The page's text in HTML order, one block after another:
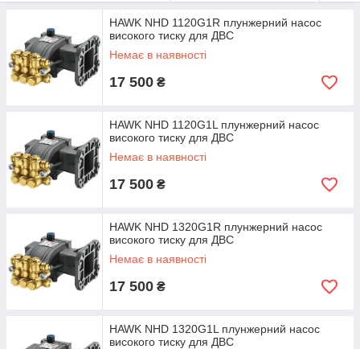
Модель
насоса
Продуктивність
Максимальний
NHD
11,4
1320G1R/L
13,0
NHD
1420G1R/L
HAWK NHD 1120G1R плунжерний насос
високого тиску для ДВС
Немає в наявності
17 500 ₴
HAWK NHD 1120G1L плунжерний насос
високого тиску для ДВС
Немає в наявності
17 500 ₴
HAWK NHD 1320G1R плунжерний насос
високого тиску для ДВС
Немає в наявності
17 500 ₴
HAWK NHD 1320G1L плунжерний насос
високого тиску для ДВС